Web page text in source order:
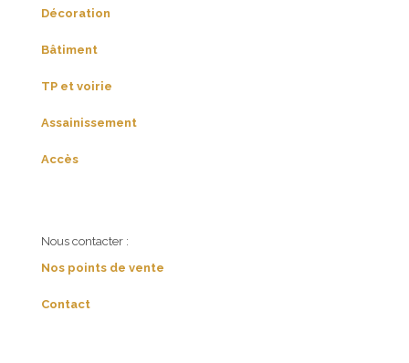
Décoration
Bâtiment
TP et voirie
Assainissement
Accès
Nous contacter :
Nos points de vente
Contact